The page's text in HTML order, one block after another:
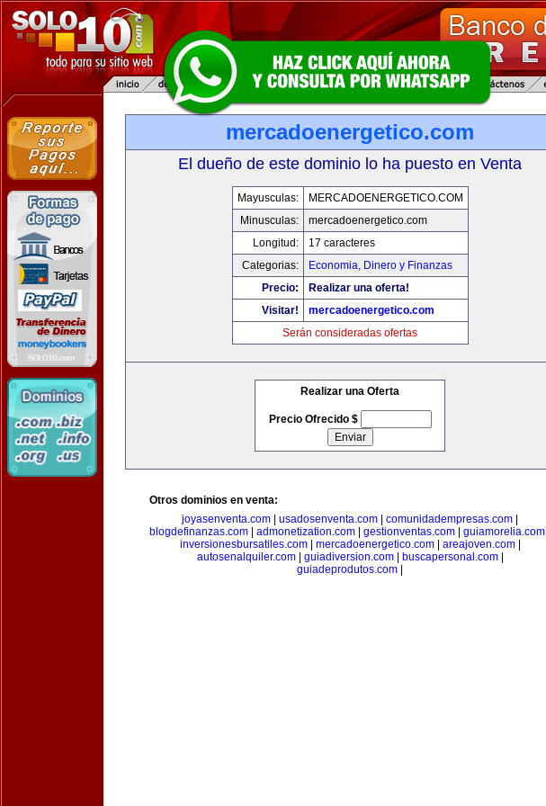
mercadoenergetico.com
El dueño de este dominio lo ha puesto en Venta
Mayusculas:
MERCADOENERGETICO.COM
Minusculas:
mercadoenergetico.com
Longitud:
17 caracteres
Categorias:
Economia, Dinero y Finanzas
Precio:
Realizar una oferta!
Visitar!
mercadoenergetico.com
Serán consideradas ofertas
Realizar una Oferta
Precio Ofrecido $
Otros dominios en venta:
joyasenventa.com
usadosenventa.com comunidadempresas.com
blogdefinanzas.com
admonetization.com gestionventas.com guiamorelia.com
inversionesbursatiles.com| mercadoenergetico.com| areajoven.com|
autosenalquiler.com| guiadiversion.com| buscapersonal.com|
guiadeprodutos.com